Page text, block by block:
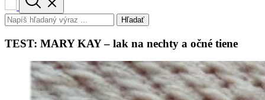
Hľadať
TEST: MARY KAY – lak na nechty a očné tiene